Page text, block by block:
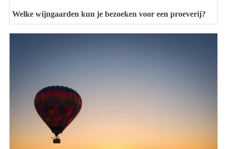
Welke wijngaarden kun je bezoeken voor een proeverij?